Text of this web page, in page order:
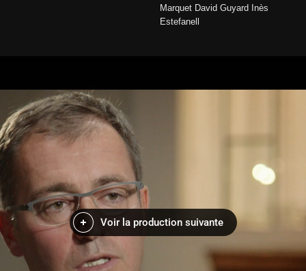
Marquet David Guyard Inès
Estefanell
Voir la production suivante